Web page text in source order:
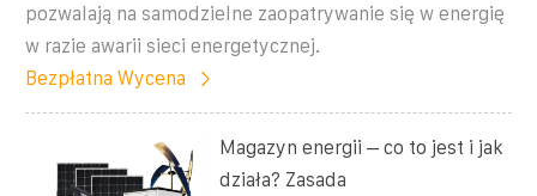
pozwalają na samodzielne zaopatrywanie się w energię
w razie awarii sieci energetycznej.
Bezpłatna Wycena
Magazyn energii – co to jest i jak
działa? Zasada